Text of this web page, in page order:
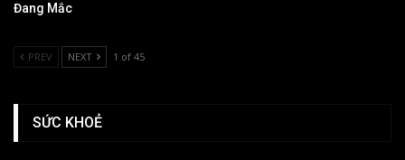
Đang Mắc
PREV NEXT 1 of 45
SỨC KHOẺ